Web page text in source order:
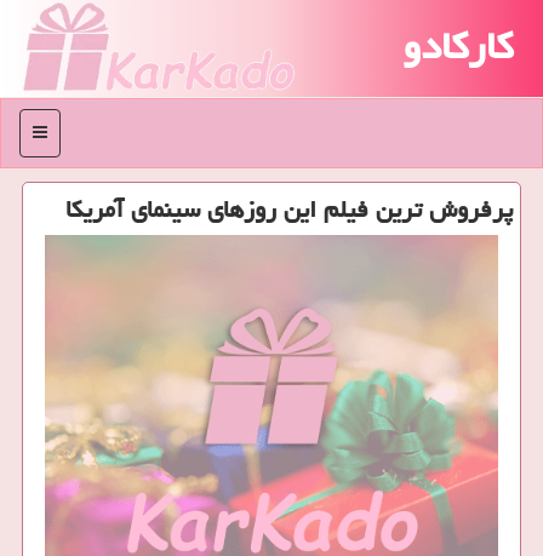
کارکادو
منو
پرفروش ترین فیلم این روزهای سینمای آمریکا